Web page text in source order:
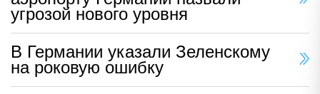
угрозой нового уровня
В Германии указали Зеленскому
на роковую ошибку